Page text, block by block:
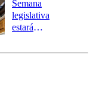
Semana
legislativa
estará
el fin de la